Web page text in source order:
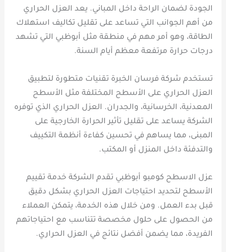
الجودة لضمان الراحة داخل المباني. يعد العزل الحراري
من أهم الجوانب التي تساعد على تقليل تكاليف استهلاك
الطاقة، وهو أمر مهم في منطقة مثل أبوظبي التي تشهد
درجات حرارة مرتفعة معظم أيام السنة.
تستخدم شركة فرسان الخبرة تقنيات متطورة لتطبيق
العزل الحراري على الأسطح المختلفة مثل الأسطح
المعدنية، الخرسانية، والجدران. العزل الحراري الذي توفره
الشركة يساعد على تقليل تأثير الحرارة الخارجية على
المبنى، مما يساهم في تحسين كفاءة أنظمة التكييف
والتدفئة داخل المنزل أو المكتب.
عزل الاسطح كومبو أبوظبي تقدم الشركة خدمة تقييم
الأسطح لتحديد احتياجات العزل الحراري بشكل دقيق
قبل بدء العمل. ومن خلال هذه الخدمة، يتمكن العملاء
من الحصول على حلول مخصصة تتناسب مع احتياجاتهم
الفريدة، مما يضمن أفضل نتائج في العزل الحراري.